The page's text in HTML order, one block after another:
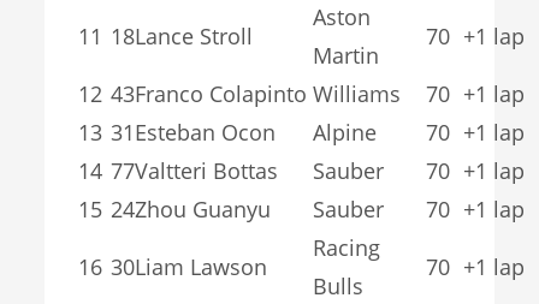
11 18Lance Stroll
Aston
Martin
70 +1 lap
12 43Franco Colapinto Williams 70 +1 lap
13 31Esteban Ocon Alpine 70 +1 lap
14 77Valtteri Bottas Sauber 70 +1 lap
15 24Zhou Guanyu Sauber 70 +1 lap
16 30Liam Lawson
Racing
Bulls
70 +1 lap